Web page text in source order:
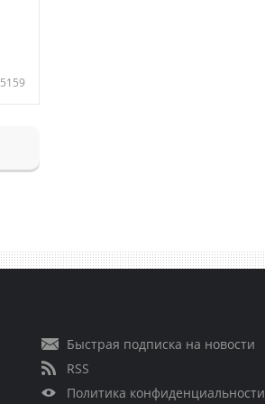
5159
Быстрая подписка на новости
RSS
Политика конфиденциальности